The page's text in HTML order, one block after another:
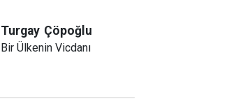
Turgay Çöpoğlu
Bir Ülkenin Vicdanı